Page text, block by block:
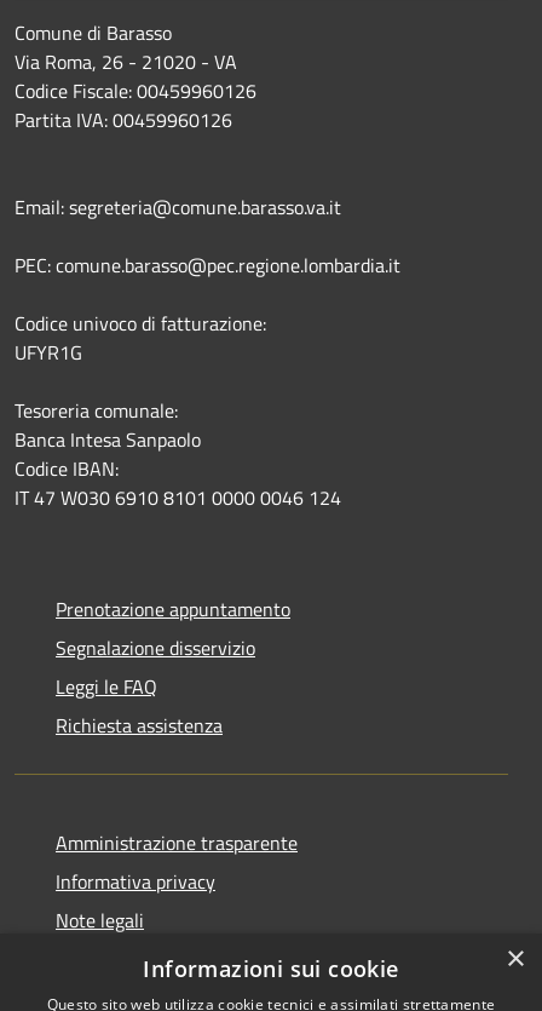
Comune di Barasso
Via Roma, 26 - 21020 - VA
Codice Fiscale: 00459960126
Partita IVA: 00459960126
Email: segreteria@comune.barasso.va.it
PEC: comune.barasso@pec.regione.lombardia.it
Codice univoco di fatturazione:
UFYR1G
Tesoreria comunale:
Banca Intesa Sanpaolo
Codice IBAN:
IT 47 W030 6910 8101 0000 0046 124
Prenotazione appuntamento
Segnalazione disservizio
Leggi le FAQ
Richiesta assistenza
Amministrazione trasparente
Informativa privacy
Note legali
Dichiarazione di accessibilità
×
Informazioni sui cookie
Questo sito web utilizza cookie tecnici e assimilati strettamente